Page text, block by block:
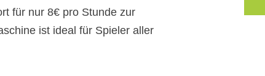
für nur 8€ pro Stunde zur
ist ideal für Spieler aller